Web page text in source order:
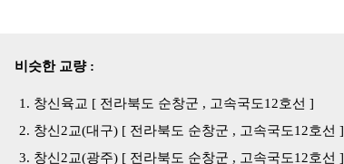
비슷한 교량 :
창신육교 [ 전라북도 순창군 , 고속국도12호선 ]
창신2교(대구) [ 전라북도 순창군 , 고속국도12호선 ]
창신2교(광주) [ 전라북도 순창군 , 고속국도12호선 ]